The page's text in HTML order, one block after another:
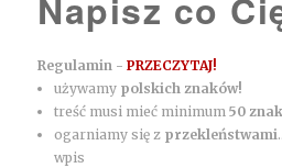
Napisz co
Regulamin -PRZECZYTAJ!
używamy polskich znaków!
treść musi mieć minimum50
ogarniamy się z przekleństwami
wpis